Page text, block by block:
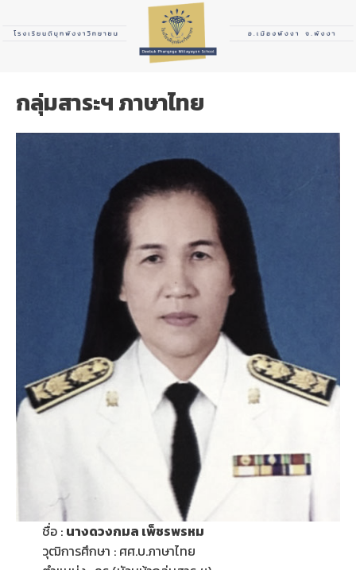
กลุ่มสาระฯ ภาษาไทย
ชื่อ : นางดวงกมล เพ็ชรพรหม
วุฒิการศึกษา : ศศ.บ.ภาษาไทย